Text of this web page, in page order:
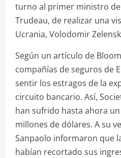
turno al primer ministro de
Trudeau, de realizar una
Ucrania, Volodomir
Según un artículo de
compañías de seguros de
sentir los estragos de la
circuito bancario. Así,
han sufrido hasta ahora
millones de dólares. A su
Sanpaolo informaron que
habían recortado sus